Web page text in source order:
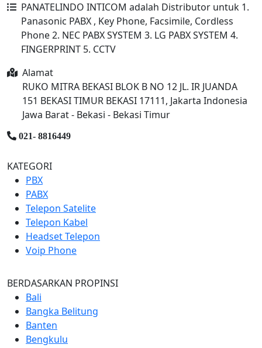
PANATELINDO INTICOM adalah Distributor untuk 1.
Panasonic PABX , Key Phone, Facsimile, Cordless
Phone 2. NEC PABX SYSTEM 3. LG PABX SYSTEM 4.
FINGERPRINT 5. CCTV
Alamat
RUKO MITRA BEKASI BLOK B NO 12 JL. IR JUANDA
151 BEKASI TIMUR BEKASI 17111, Jakarta Indonesia
Jawa Barat - Bekasi - Bekasi Timur
021- 8816449
KATEGORI
PBX
PABX
Telepon Satelite
Telepon Kabel
Headset Telepon
Voip Phone
BERDASARKAN PROPINSI
Bali
Bangka Belitung
Banten
Bengkulu